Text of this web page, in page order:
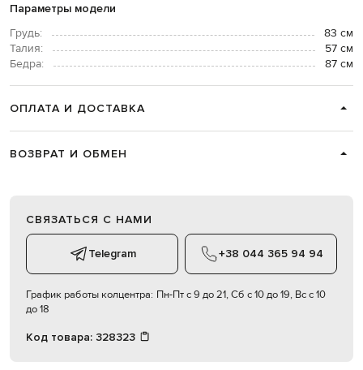
Параметры модели
Грудь:
83 см
Талия:
57 см
Бедра:
87 см
ОПЛАТА И ДОСТАВКА
ВОЗВРАТ И ОБМЕН
СВЯЗАТЬСЯ С НАМИ
Telegram +38 044 365 94 94
График работы колцентра: Пн-Пт с 9 до 21, Сб с 10 до 19, Вс с 10
до 18
Код товара: 328323